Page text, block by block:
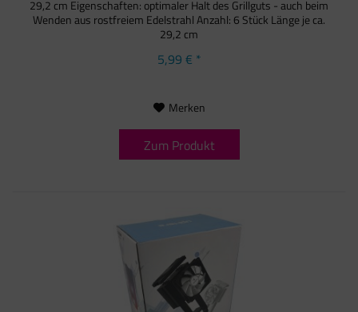
29,2 cm Eigenschaften: optimaler Halt des Grillguts - auch beim
Wenden aus rostfreiem Edelstrahl Anzahl: 6 Stück Länge je ca.
29,2 cm
5,99 € *
Merken
Zum Produkt